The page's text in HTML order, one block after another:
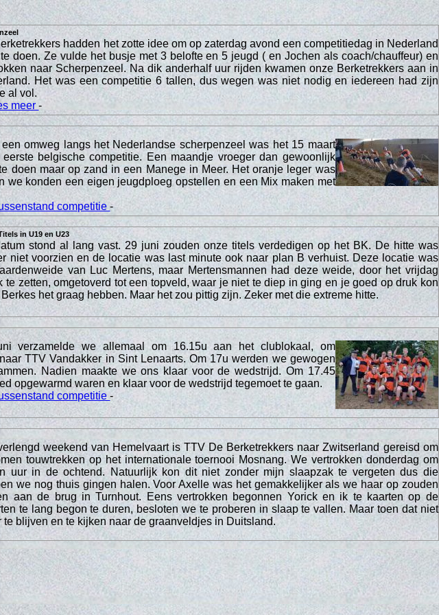
hadden het zotte idee om op zaterdag avond een competitiedag in Nederland
doen. Ze vulde het busje met 3 belofte en 5 jeugd ( en Jochen als coach/chauffeur) en
naar Scherpenzeel. Na dik anderhalf uur rijden kwamen onze Berketrekkers aan in
Het was een competitie 6 tallen, dus wegen was niet nodig en iedereen had zijn
al vol.
meer-
omweg langs het Nederlandse scherpenzeel was het 15 maart
belgische competitie. Een maandje vroeger dan gewoonlijk
doen maar op zand in een Manege in Meer. Het oranje leger was
we konden een eigen jeugdploeg opstellen en een Mix maken met
competitie-
in U19 en U23
stond al lang vast. 29 juni zouden onze titels verdedigen op het BK. De hitte was
niet voorzien en de locatie was last minute ook naar plan B verhuist. Deze locatie was
van Luc Mertens, maar Mertensmannen had deze weide, door het vrijdag
te zetten, omgetoverd tot een topveld, waar je niet te diep in ging en je goed op druk kon
het graag hebben. Maar het zou pittig zijn. Zeker met die extreme hitte.
verzamelde we allemaal om 16.15u aan het clublokaal, om
TTV Vandakker in Sint Lenaarts. Om 17u werden we gewogen
Nadien maakte we ons klaar voor de wedstrijd. Om 17.45
opgewarmd waren en klaar voor de wedstrijd tegemoet te gaan.
competitie-
weekend van Hemelvaart is TTV De Berketrekkers naar Zwitserland gereisd om
touwtrekken op het internationale toernooi Mosnang. We vertrokken donderdag om
uur in de ochtend. Natuurlijk kon dit niet zonder mijn slaapzak te vergeten dus die
we nog thuis gingen halen. Voor Axelle was het gemakkelijker als we haar op zouden
aan de brug in Turnhout. Eens vertrokken begonnen Yorick en ik te kaarten op de
te lang begon te duren, besloten we te proberen in slaap te vallen. Maar toen dat niet
te blijven en te kijken naar de graanveldjes in Duitsland.